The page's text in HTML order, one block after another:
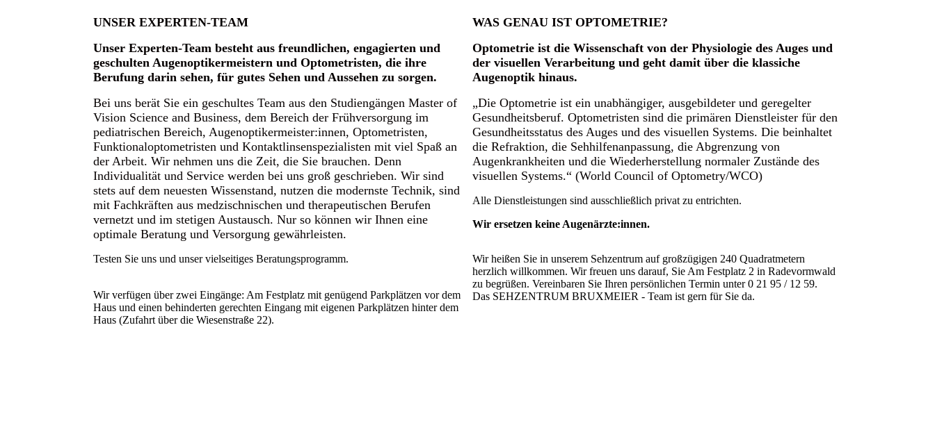
UNSER EXPERTEN-TEAM
Unser Experten-Team besteht aus freundlichen, engagierten und
geschulten Augenoptikermeistern und Optometristen, die ihre
Berufung darin sehen, für gutes Sehen und Aussehen zu sorgen.
Bei uns berät Sie ein geschultes Team aus den Studiengängen Master of
Vision Science and Business, dem Bereich der Frühversorgung im
pediatrischen Bereich, Augenoptikermeister:innen, Optometristen,
Funktionaloptometristen und Kontaktlinsenspezialisten mit viel Spaß an
der Arbeit. Wir nehmen uns die Zeit, die Sie brauchen. Denn
Individualität und Service werden bei uns groß geschrieben. Wir sind
stets auf dem neuesten Wissenstand, nutzen die modernste Technik, sind
mit Fachkräften aus medzischnischen und therapeutischen Berufen
vernetzt und im stetigen Austausch. Nur so können wir Ihnen eine
optimale Beratung und Versorgung gewährleisten.
WAS GENAU IST OPTOMETRIE?
Optometrie ist die Wissenschaft von der Physiologie des Auges und
der visuellen Verarbeitung und geht damit über die klassiche
Augenoptik hinaus.
„Die Optometrie ist ein unabhängiger, ausgebildeter und geregelter
Gesundheitsberuf. Optometristen sind die primären Dienstleister für den
Gesundheitsstatus des Auges und des visuellen Systems. Die beinhaltet
die Refraktion, die Sehhilfenanpassung, die Abgrenzung von
Augenkrankheiten und die Wiederherstellung normaler Zustände des
visuellen Systems.“ (World Council of Optometry/WCO)
Alle Dienstleistungen sind ausschließlich privat zu entrichten.
Wir ersetzen keine Augenärzte:innen.
Testen Sie uns und unser vielseitiges Beratungsprogramm.
Wir verfügen über zwei Eingänge: Am Festplatz mit genügend Parkplätzen vor dem
Haus und einen behinderten gerechten Eingang mit eigenen Parkplätzen hinter dem
Haus (Zufahrt über die Wiesenstraße 22).
Wir heißen Sie in unserem Sehzentrum auf großzügigen 240 Quadratmetern
herzlich willkommen. Wir freuen uns darauf, Sie Am Festplatz 2 in Radevormwald
zu begrüßen. Vereinbaren Sie Ihren persönlichen Termin unter 0 21 95 / 12 59.
Das SEHZENTRUM BRUXMEIER - Team ist gern für Sie da.